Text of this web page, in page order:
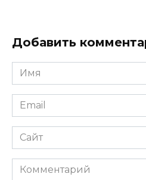
Добавить
Имя
*
Email
*
Сайт
Комментарий